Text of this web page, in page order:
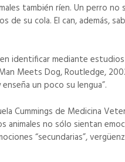
también ríen. Un perro no
su cola. El can, además,
identificar mediante
Meets Dog, Routledge,
un poco su lengua”.
Cummings de Medicina
no sólo sientan
“secundarias”,